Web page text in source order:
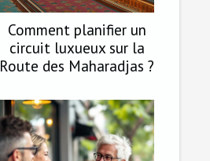
Comment planifier un
circuit luxueux sur la
Route des Maharadjas ?